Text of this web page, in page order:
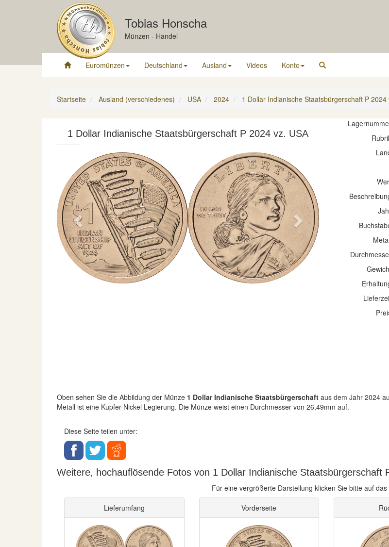
Tobias Honscha
Münzen - Handel
Euromünzen Deutschland Ausland Videos Konto
Startseite Ausland (verschiedenes) USA 2024 1 Dollar Indianische Staatsbürgerschaft P 2024
1 Dollar Indianische Staatsbürgerschaft P 2024 vz. USA
Previous Next
Oben sehen Sie die Abbildung der Münze 1 Dollar Indianische Staatsbürgerschaft aus dem Jahr 2024
Metall ist eine Kupfer-Nickel Legierung. Die Münze weist einen Durchmesser von 26,49mm auf.
Diese Seite teilen unter:
Weitere, hochauflösende Fotos von 1 Dollar Indianische Staatsbürgerschaft
Für eine vergrößerte Darstellung klicken Sie bitte auf
Lieferumfang Vorderseite